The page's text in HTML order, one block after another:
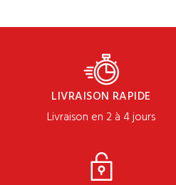
LIVRAISON RAPIDE
Livraison en 2 à 4 jours